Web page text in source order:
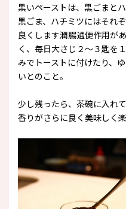
黒いペーストは、黒ごまと
黒ごま、ハチミツにはそれ
良くします潤腸通便作用が
く、毎日大さじ２～３匙を
みでトーストに付けたり、
いとのこと。
少し残ったら、茶碗に入れ
香りがさらに良く美味しく